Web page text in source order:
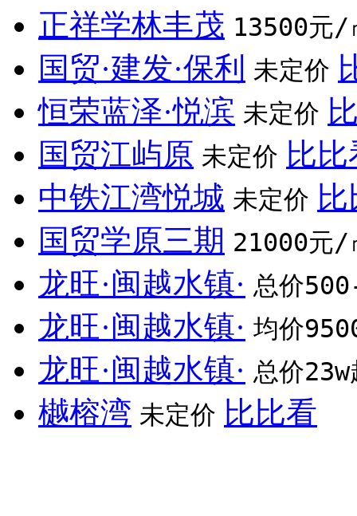
正祥学林丰茂 13500元/
国贸·建发·保利 未定价
恒荣蓝泽·悦滨 未定价
国贸江屿原 未定价 比比
中铁江湾悦城 未定价
国贸学原三期 21000元/
龙旺·闽越水镇· 总价
龙旺·闽越水镇· 均价
龙旺·闽越水镇· 总价
樾榕湾 未定价 比比看